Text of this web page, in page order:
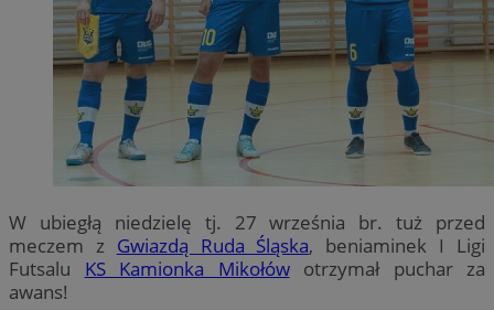
W ubiegłą niedzielę tj. 27 września br. tuż przed
meczem z Gwiazdą Ruda Śląska, beniaminek I Ligi
Futsalu KS Kamionka Mikołówotrzymał puchar za
awans!